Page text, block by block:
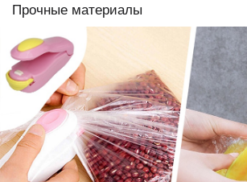
Прочные материалы